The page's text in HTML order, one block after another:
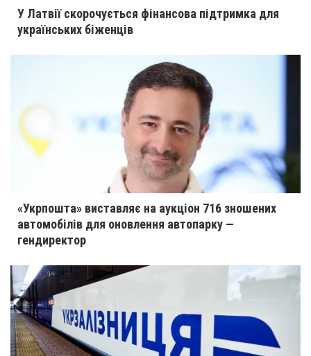
У Латвії скорочується фінансова підтримка для
українських біженців
«Укрпошта» виставляє на аукціон 716 зношених
автомобілів для оновлення автопарку —
гендиректор